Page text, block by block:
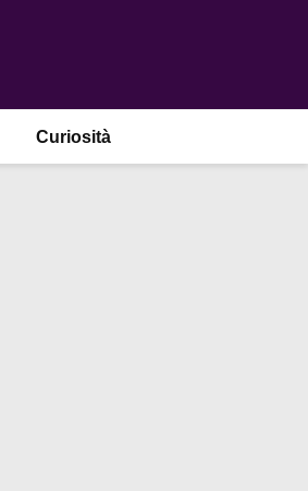
Curiosità